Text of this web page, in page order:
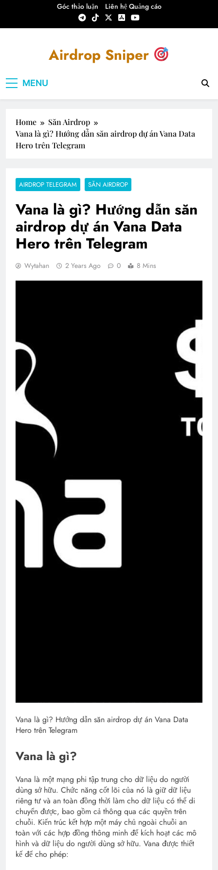
content
Góc thảo luận Liên hệ Quảng cáo
Airdrop Sniper
MENU
Home
Săn Airdrop
Vana là gì? Hướng dẫn săn airdrop dự án Vana Data
Hero trên Telegram
AIRDROP TELEGRAM SĂN AIRDROP
Vana là gì? Hướng dẫn săn
airdrop dự án Vana Data
Hero trên Telegram
Wytahan 2 Years Ago 0 8 Mins
Vana là gì? Hướng dẫn săn airdrop dự án Vana Data
Hero trên Telegram
Vana là gì?
Vana là một mạng phi tập trung cho dữ liệu do người
dùng sở hữu. Chức năng cốt lõi của nó là giữ dữ liệu
riêng tư và an toàn đồng thời làm cho dữ liệu có thể di
chuyển được, bao gồm cả thông qua các quyền trên
chuỗi. Kiến trúc kết hợp một máy chủ ngoài chuỗi an
toàn với các hợp đồng thông minh để kích hoạt các mô
hình và dữ liệu do người dùng sở hữu. Vana được thiết
kế để cho phép: